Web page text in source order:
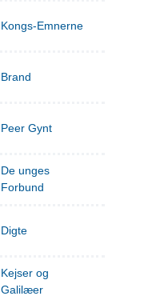
Kongs-Emnerne
Brand
Peer Gynt
De unges
Forbund
Digte
Kejser og
Galilæer